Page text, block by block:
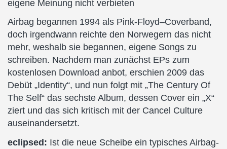
Airbag begannen 1994 als Pink-Floyd–Coverband,
doch irgendwann reichte den Norwegern das nicht
mehr, weshalb sie begannen, eigene Songs zu
schreiben. Nachdem man zunächst EPs zum
kostenlosen Download anbot, erschien 2009 das
Debüt „Identity“, und nun folgt mit „The Century Of
The Self“ das sechste Album, dessen Cover ein „X“
ziert und das sich kritisch mit der Cancel Culture
auseinandersetzt.
eclipsed: Ist die neue Scheibe ein typisches Airbag-